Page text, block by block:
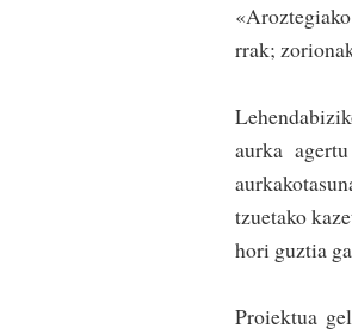
rrak;
aurka
tzuetako
hori guztia
Proiektua